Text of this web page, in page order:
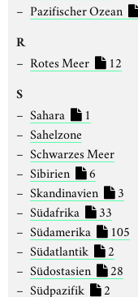
Pazifischer Ozean
R
Rotes Meer 12
S
Sahara
1
Sahelzone
Schwarzes Meer
Sibirien
6
Skandinavien
3
Südafrika
33
Südamerika
105
Südatlantik
2
Südostasien
28
Südpazifik
2